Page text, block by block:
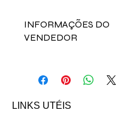
INFORMAÇÕES DO
VENDEDOR
Loredo Lopes Catizani
abaixo:
INSTAGRAM
Email:
LINKS UTÉIS